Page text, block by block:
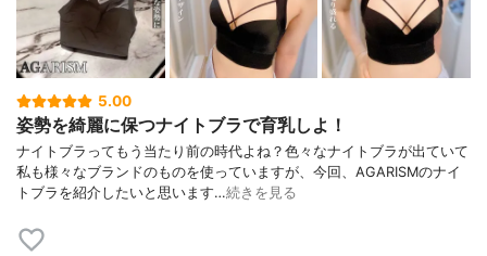
5.00
姿勢を綺麗に保つナイトブラで育乳しよ！
ナイトブラってもう当たり前の時代よね？色々なナイトブラが出ていて
私も様々なブランドのものを使っていますが、今回、AGARISMのナイ
トブラを紹介したいと思います…続きを見る